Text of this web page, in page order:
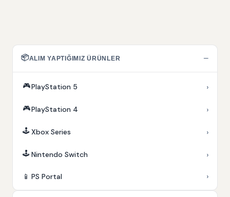
📦ALIM YAPTIĞIMIZ ÜRÜNLER −
🎮PlayStation 5 ›
🎮PlayStation 4 ›
🕹️ Xbox Series ›
🕹️ Nintendo Switch ›
📱 PS Portal ›